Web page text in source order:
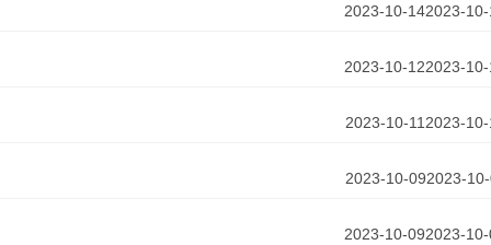
2023-
2023-10-14
2023-
2023-10-12
2023-
2023-10-11
2023-
2023-10-09
2023-
2023-10-09